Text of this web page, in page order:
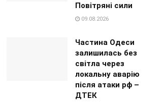
Повітряні сили
09.08.2026
Частина Одеси
залишилась без
світла через
локальну аварію
після атаки рф –
ДТЕК